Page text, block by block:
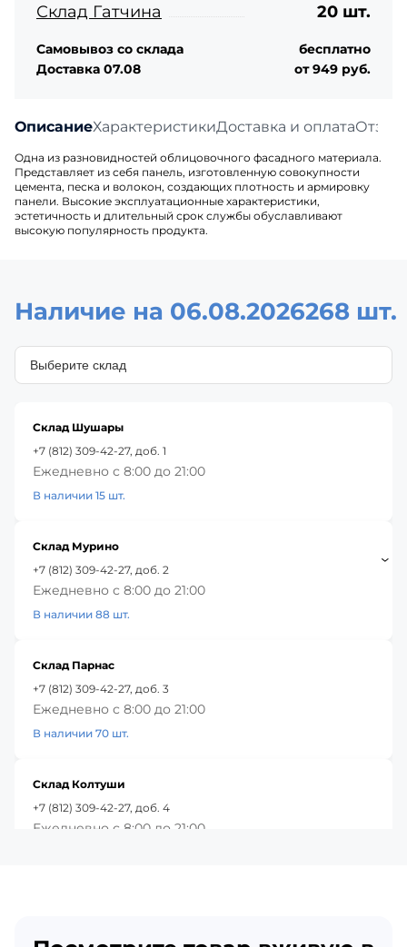
ОписаниеХарактеристикиДоставка и оплата
Одна из разновидностей облицовочного фасадного материала.
Представляет из себя панель, изготовленную совокупности
цемента, песка и волокон, создающих плотность и армировку
панели. Высокие эксплуатационные характеристики,
эстетичность и длительный срок службы обуславливают
высокую популярность продукта.
Склад Гатчина
20 шт.
Самовывоз со склада
бесплатно
Доставка 07.08
от 949 руб.
Наличие на 06.08.2026268 шт.
Склад Шушары
+7 (812) 309-42-27, доб. 1
Ежедневно с 8:00 до 21:00
В наличии 15 шт.
Склад Мурино
+7 (812) 309-42-27, доб. 2
Ежедневно с 8:00 до 21:00
В наличии 88 шт.
Склад Парнас
+7 (812) 309-42-27, доб. 3
Ежедневно с 8:00 до 21:00
В наличии 70 шт.
Склад Колтуши
+7 (812) 309-42-27, доб. 4
Ежедневно с 8:00 до 21:00